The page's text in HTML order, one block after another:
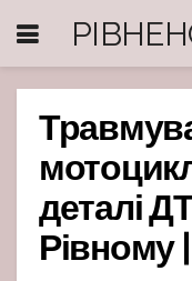
деталі
Рівному